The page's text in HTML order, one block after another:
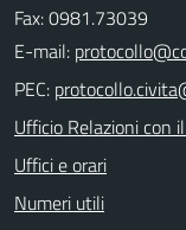
Fax: 0981.73039
E-mail:
PEC:
Ufficio Relazioni con
Uffici e orari
Numeri utili